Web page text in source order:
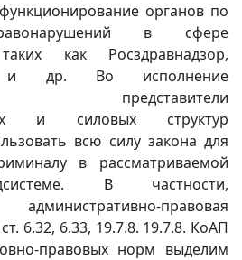
органов по
в сфере
как Росздравнадзор,
и др. Во исполнение
представители
и силовых структур
всю силу закона для
в рассматриваемой
В частности,
правовая
6.32, 6.33, 19.7.8. 19.7.8. КоАП
правовых норм выделим